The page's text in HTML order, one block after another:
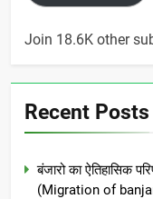
Join 18.6K other
Recent Posts
बंजारो का ऐतिहासिक
(Migration of